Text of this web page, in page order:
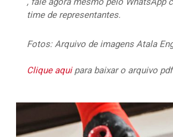
time de representantes.
Fotos: Arquivo de imagens Atala
Clique aquipara baixar o arquivo
117